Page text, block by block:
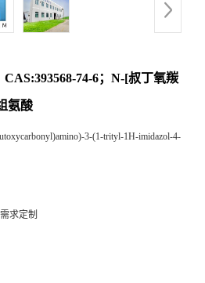
74-6；N-[叔丁氧羰
氨酸
3-(1-trityl-1H-imidazol-4-
求定制